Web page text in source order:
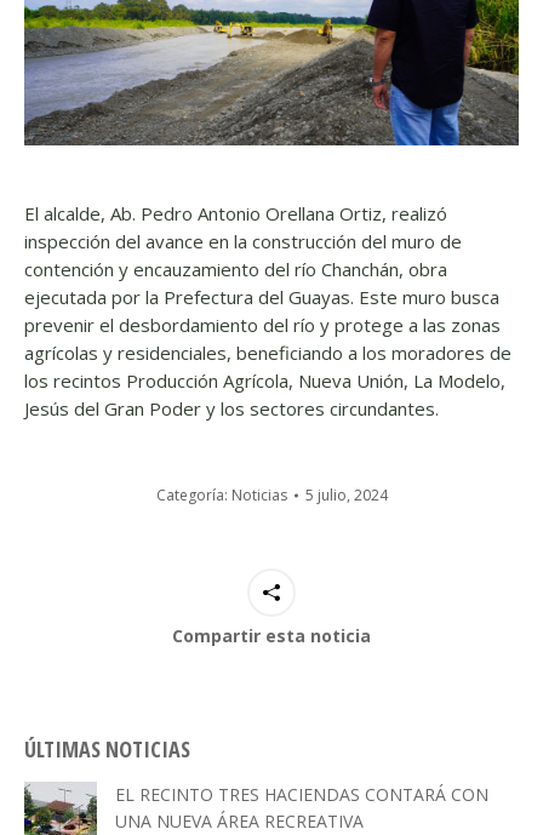
El alcalde, Ab. Pedro Antonio Orellana Ortiz, realizó
inspección del avance en la construcción del muro de
contención y encauzamiento del río Chanchán, obra
ejecutada por la Prefectura del Guayas. Este muro busca
prevenir el desbordamiento del río y protege a las zonas
agrícolas y residenciales, beneficiando a los moradores de
los recintos Producción Agrícola, Nueva Unión, La Modelo,
Jesús del Gran Poder y los sectores circundantes.
Categoría: Noticias 5 julio, 2024
Compartir esta noticia
ÚLTIMAS NOTICIAS
EL RECINTO TRES HACIENDAS CONTARÁ CON
UNA NUEVA ÁREA RECREATIVA